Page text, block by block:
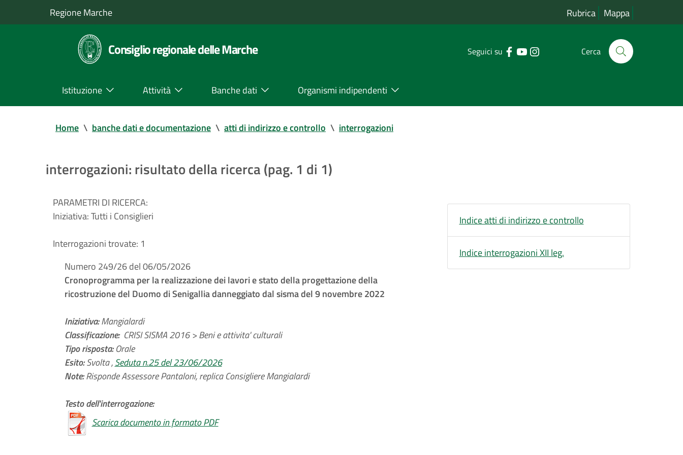
Regione Marche Rubrica Mappa
Consiglio regionale delle Marche Seguici su Cerca
Istituzione Attività Banche dati Organismi indipendenti
Home \ banche dati e documentazione \ atti di indirizzo e controllo \ interrogazioni
interrogazioni: risultato della ricerca (pag. 1 di 1)
PARAMETRI DI RICERCA:
Iniziativa:Tutti i Consiglieri
Interrogazioni trovate: 1
Numero 249/26 del 06/05/2026
Cronoprogramma per la realizzazione dei lavori e stato della progettazione della
ricostruzione del Duomo di Senigallia danneggiato dal sisma del 9 novembre 2022
Iniziativa:Mangialardi
Classificazione: CRISI SISMA 2016 > Beni e attivita' culturali
Tipo risposta:Orale
Esito:Svolta ,Seduta n.25 del 23/06/2026
Note:Risponde Assessore Pantaloni, replica Consigliere Mangialardi
Testo dell'interrogazione:
Scarica documento in formato PDF
Indice atti di indirizzo e controllo
Indice interrogazioni XII leg.